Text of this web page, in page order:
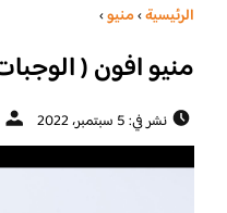
الرئيسية›منيو›
منيو افون (
نشر في: 5 سبتمبر، 2022